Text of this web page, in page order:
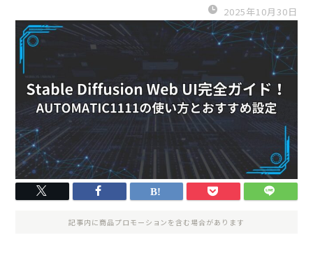
2025年10月30日
記事内に商品プロモーションを含む場合があります